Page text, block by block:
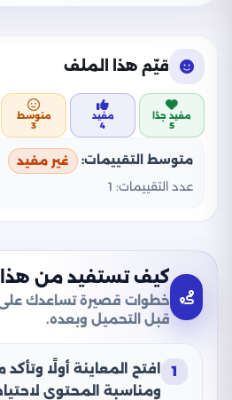
قيّم هذا الملف
مفيد جدًا
5
مفيد
4
متوسط
3
متوسط التقييمات:
غير مفيد
عدد التقييمات: 1
كيف تستفيد من
خطوات قصيرة تساعدك على
قبل التحميل وبعده.
1
افتح المعاينة أولًا
ومناسبة المحتوى